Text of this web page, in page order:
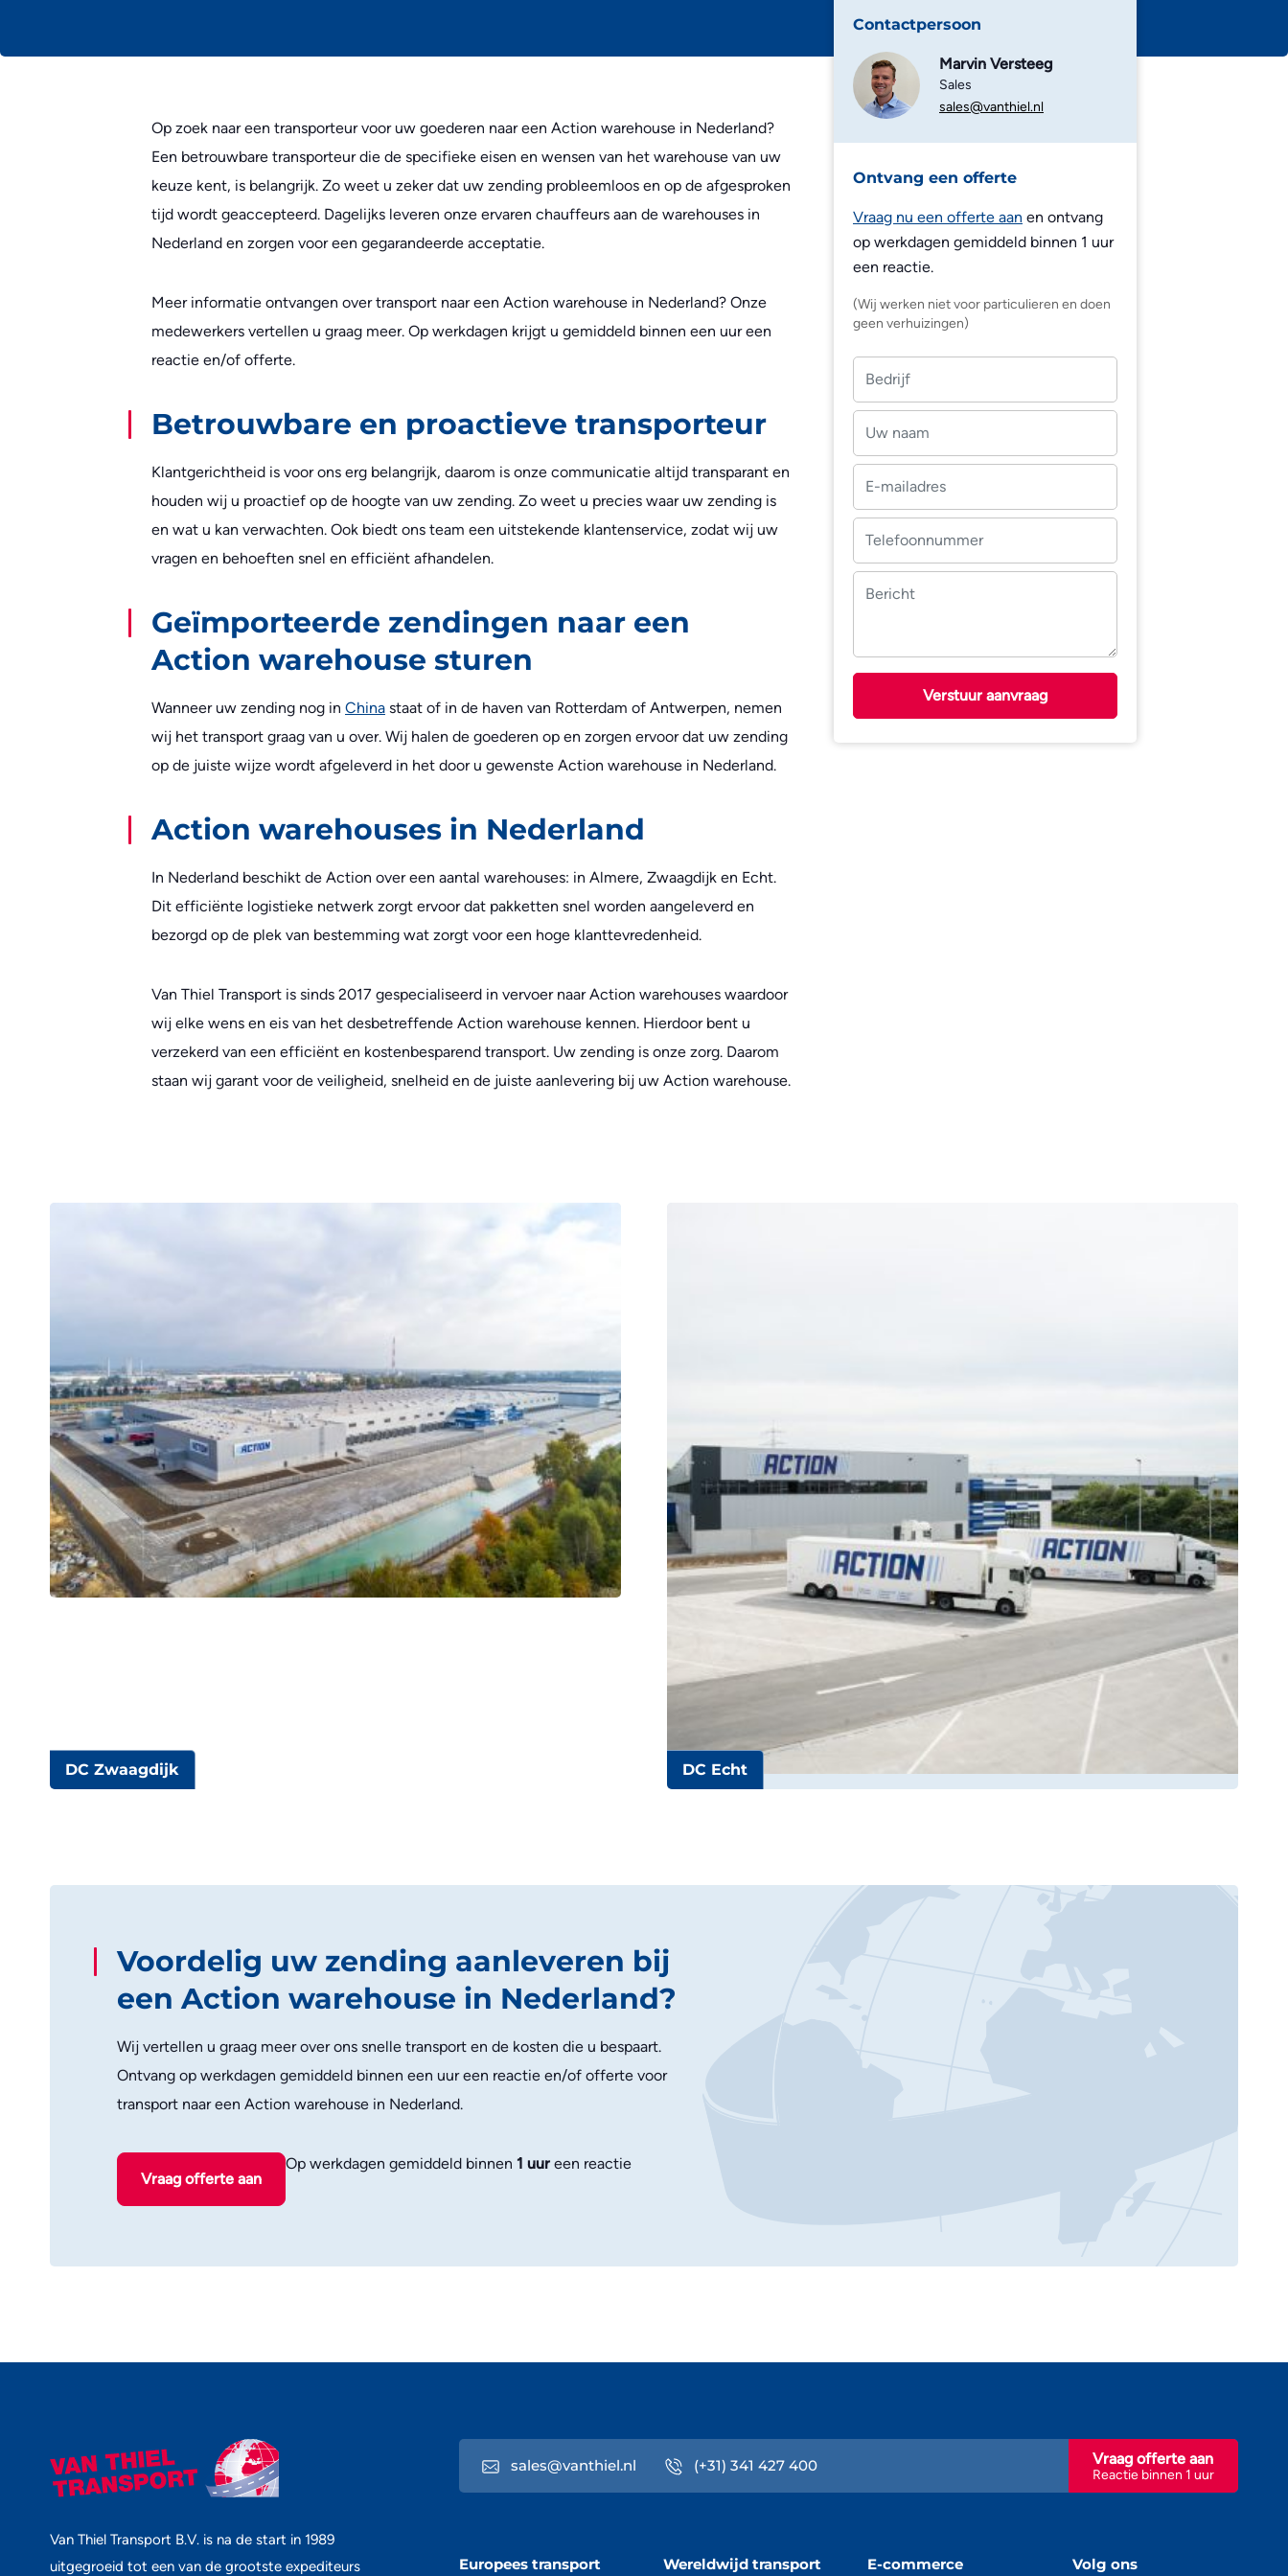
Lidl
Zooplus
Op zoek naar een transporteur voor uw goederen naar een Action warehouse in Nederland?
Een betrouwbare transporteur die de specifieke eisen en wensen van het warehouse van uw
keuze kent, is belangrijk. Zo weet u zeker dat uw zending probleemloos en op de afgesproken
tijd wordt geaccepteerd. Dagelijks leveren onze ervaren chauffeurs aan de warehouses in
Nederland en zorgen voor een gegarandeerde acceptatie.
Meer informatie ontvangen over transport naar een Action warehouse in Nederland? Onze
medewerkers vertellen u graag meer. Op werkdagen krijgt u gemiddeld binnen een uur een
reactie en/of offerte.
Betrouwbare en proactieve transporteur
Klantgerichtheid is voor ons erg belangrijk, daarom is onze communicatie altijd transparant en
houden wij u proactief op de hoogte van uw zending. Zo weet u precies waar uw zending is
en wat u kan verwachten. Ook biedt ons team een uitstekende klantenservice, zodat wij uw
vragen en behoeften snel en efficiënt afhandelen.
Geïmporteerde zendingen naar een
Action warehouse sturen
Wanneer uw zending nog in China staat of in de haven van Rotterdam of Antwerpen, nemen
wij het transport graag van u over. Wij halen de goederen op en zorgen ervoor dat uw zending
op de juiste wijze wordt afgeleverd in het door u gewenste Action warehouse in Nederland.
Action warehouses in Nederland
In Nederland beschikt de Action over een aantal warehouses: in Almere, Zwaagdijk en Echt.
Dit efficiënte logistieke netwerk zorgt ervoor dat pakketten snel worden aangeleverd en
bezorgd op de plek van bestemming wat zorgt voor een hoge klanttevredenheid.
Van Thiel Transport is sinds 2017 gespecialiseerd in vervoer naar Action warehouses waardoor
wij elke wens en eis van het desbetreffende Action warehouse kennen. Hierdoor bent u
verzekerd van een efficiënt en kostenbesparend transport. Uw zending is onze zorg. Daarom
staan wij garant voor de veiligheid, snelheid en de juiste aanlevering bij uw Action warehouse.
Contactpersoon
Marvin Versteeg
Sales
sales@vanthiel.nl
Ontvang een offerte
Vraag nu een offerte aan en ontvang
op werkdagen gemiddeld binnen 1 uur
een reactie.
(Wij werken niet voor particulieren en doen
geen verhuizingen)
Verstuur aanvraag
DC Zwaagdijk DC Echt
Voordelig uw zending aanleveren bij
een Action warehouse in Nederland?
Wij vertellen u graag meer over ons snelle transport en de kosten die u bespaart.
Ontvang op werkdagen gemiddeld binnen een uur een reactie en/of offerte voor
transport naar een Action warehouse in Nederland.
Vraag offerte aan
Op werkdagen gemiddeld binnen 1 uur een reactie
Van Thiel Transport B.V. is na de start in 1989
uitgegroeid tot een van de grootste expediteurs
sales@vanthiel.nl (+31) 341 427 400 Reactie binnen 1 uur
Vraag offerte aan
Europees transport Wereldwijd transport E-commerce Volg ons